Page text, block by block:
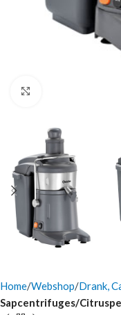
Home Webshop Drank,
Sapcentrifuges/